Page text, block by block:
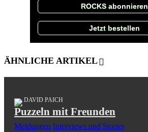
ROCKS abonnieren
Jetzt bestellen
ÄHNLICHE ARTIKEL
DAVID PAICH
Puzzeln mit Freunden
Meldungen Interviews und Stories